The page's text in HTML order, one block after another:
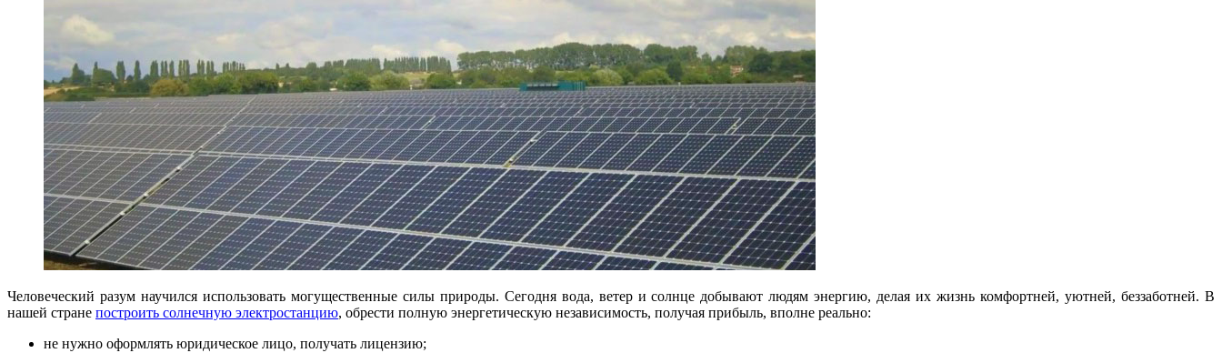
Человеческий разум научился использовать могущественные силы природы. Сегодня вода, ветер и солнце добывают людям энергию, делая их жизнь комфортней, уютней, беззаботней. В
нашей стране построить солнечную электростанцию, обрести полную энергетическую независимость, получая прибыль, вполне реально:
не нужно оформлять юридическое лицо, получать лицензию;